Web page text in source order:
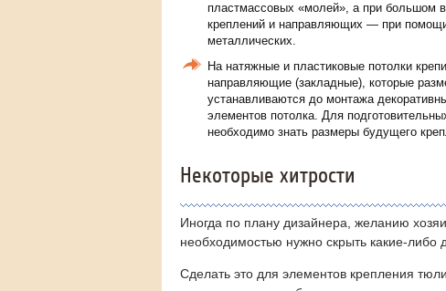
пластмассовых «молей», а при большом
креплений и направляющих — при
металлических.
На натяжные и пластиковые потолки
направляющие (закладные), которые
устанавливаются до монтажа
элементов потолка. Для
необходимо знать размеры будущего
Некоторые хитрости
Иногда по плану дизайнера, желанию
необходимостью нужно скрыть какие-либо
Сделать это для элементов крепления